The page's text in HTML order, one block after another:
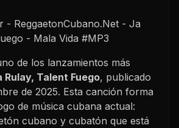
- ReggaetonCubano.Net - Ja
- Mala Vida #MP3
de los lanzamientos más
Rulay, Talent Fuego, publicado
de 2025. Esta canción forma
de música cubana actual:
cubano y cubatón que está